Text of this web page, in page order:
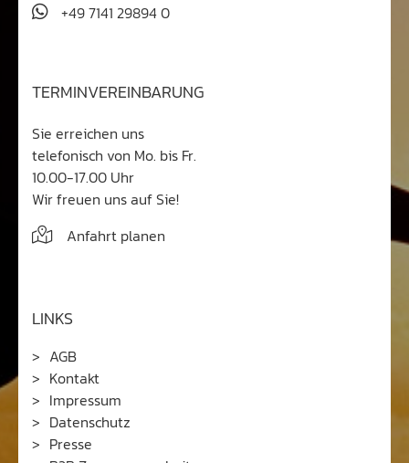
+49 7141 29894 0
TERMINVEREINBARUNG
Sie erreichen uns
telefonisch von Mo. bis Fr.
10.00-17.00 Uhr
Wir freuen uns auf Sie!
Anfahrt planen
LINKS
AGB
Kontakt
Impressum
Datenschutz
Presse